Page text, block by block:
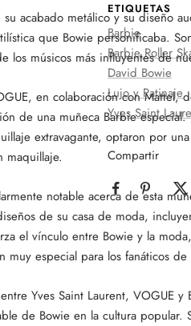
ETIQUETAS
Barbie
Barbie Roller
David Bowie
Lujo y Patinaje
Yves Saint
Compartir
su acabado metálico y su diseño
que Bowie personificaba.
los músicos más influyentes de
en colaboración con
de una muñeca Barbie
extravagante, optaron por
maquillaje.
notable acerca de esta
de su casa de moda,
el vínculo entre Bowie y la
muy especial para los fanáticos
Yves Saint Laurent, VOGUE
de Bowie en la cultura popular.